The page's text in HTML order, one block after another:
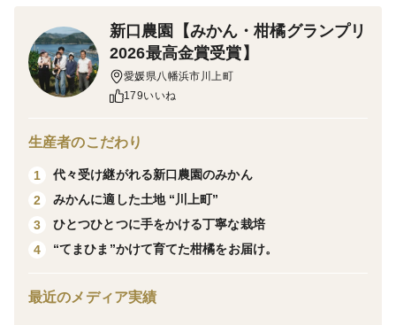
【太陽の恵みをギュッと凝縮】
新口農園のレモンは、愛媛県八幡浜市の急斜面の段々畑
反射光、石垣からの照り返しをたっぷりと浴び、瀬戸内
の恵みで育ったレモンは香り・果汁・酸味のバランスが
とれた、風味豊かなグリーンレモンが実ります。
・ ノーワックス＆防腐剤不使用
新口農園【みかん・柑橘グランプリ
2026最高金賞受賞】
愛媛県八幡浜市川上町
179いいね
生産者のこだわり
1
代々受け継がれる新口農園のみかん
2
みかんに適した土地 “川上町”
3
ひとつひとつに手をかける丁寧な栽培
4
“てまひま”かけて育てた柑橘をお届け。
最近のメディア実績